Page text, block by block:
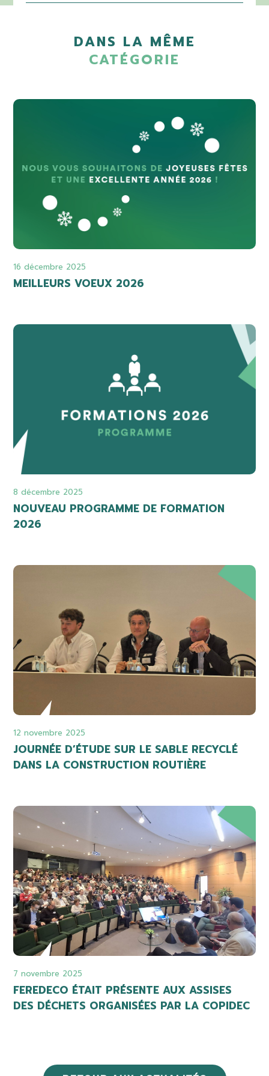
DANS LA MÊME
CATÉGORIE
16 décembre 2025
MEILLEURS VOEUX 2026
8 décembre 2025
NOUVEAU PROGRAMME DE FORMATION
2026
12 novembre 2025
JOURNÉE D’ÉTUDE SUR LE SABLE RECYCLÉ
DANS LA CONSTRUCTION ROUTIÈRE
7 novembre 2025
FEREDECO ÉTAIT PRÉSENTE AUX ASSISES
DES DÉCHETS ORGANISÉES PAR LA COPIDEC